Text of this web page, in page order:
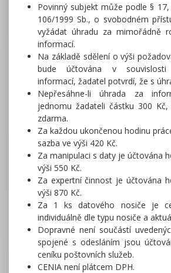
Povinný subjekt může podle §
106/1999 Sb., o svobodném
vyžádat úhradu za mimořádně
informací.
Na základě sdělení o výši
bude účtována v
informací, žadatel potvrdí, že s
Nepřesáhne-li úhrada za
jednomu žadateli částku 300
zdarma.
Za každou ukončenou hodinu
sazba ve výši 420 Kč.
Za manipulaci s daty je účtována
výši 550 Kč.
Za expertní činnost je účtována
výši 870 Kč.
Za 1 ks datového nosiče je
individuálně dle typu nosiče a
Dopravné není součástí
spojené s odesláním jsou
ceníku poštovních služeb.
CENIA není plátcem DPH.